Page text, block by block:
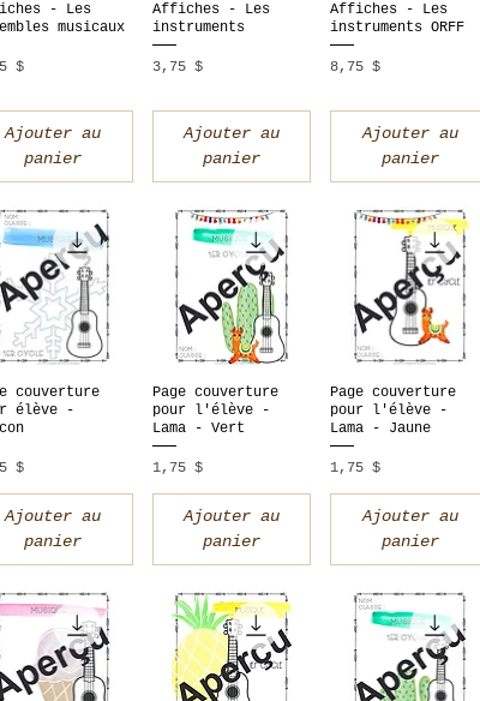
rapide
- Les
musicaux
$
Ajouter au
panier
Aperçu rapide
Affiches - Les
instruments
Prix
3,75 $
Ajouter au
panier
Aperçu rapide
Affiches - Les
instruments ORFF
Prix
8,75 $
Ajouter au
panier
rapide
couverture
élève -
$
Ajouter au
panier
Aperçu rapide
Page couverture
pour l'élève -
Lama - Vert
Prix
1,75 $
Ajouter au
panier
Aperçu rapide
Page couverture
pour l'élève -
Lama - Jaune
Prix
1,75 $
Ajouter au
panier